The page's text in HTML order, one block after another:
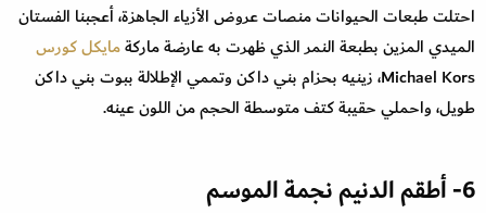
احتلت طبعات الحيوانات منصات عروض الأزياء الجاهزة، أعجبنا الفستان
الميدي المزين بطبعة النمر الذي ظهرت به عارضة ماركةمايكل كورس
Michael Kors، زينيه بحزام بني داكن وتممي الإطلالة ببوت بني داكن
طويل، واحملي حقيبة كتف متوسطة الحجم من اللون عينه.
6- أطقم الدنيم نجمة الموسم